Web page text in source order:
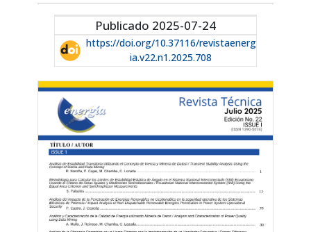
Publicado 2025-07-24
https://doi.org/10.37116/revistaenerg
ia.v22.n1.2025.708